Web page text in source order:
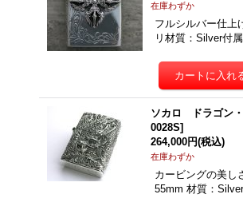
在庫わずか
フルシルバー仕上
リ材質：Silver付
ソカロ ドラゴン
0028S]
264,000円(税込)
在庫わずか
カービングの美し
55mm 材質：